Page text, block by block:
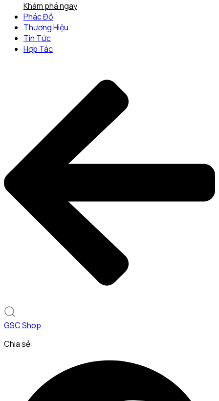
Khám phá ngay
Phác Đồ
Thương Hiệu
Tin Tức
Hợp Tác
GSC Shop
Chia sẻ: